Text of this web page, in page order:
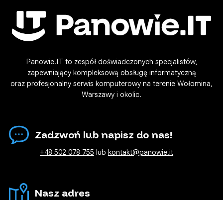
Panowie.IT to zespół doświadczonych specjalistów,
zapewniający kompleksową obsługę informatyczną
oraz profesjonalny serwis komputerowy na terenie Wołomina,
Warszawy i okolic.
Zadzwoń lub napisz do nas!
+48 502 078 755 lubkontakt@panowie.it
Nasz adres